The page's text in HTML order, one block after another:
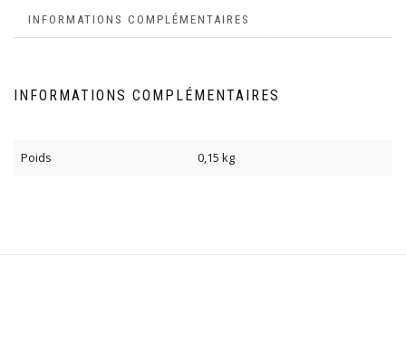
INFORMATIONS COMPLÉMENTAIRES
INFORMATIONS COMPLÉMENTAIRES
Poids 0,15 kg